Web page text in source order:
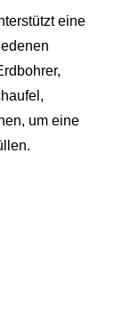
eine
um eine